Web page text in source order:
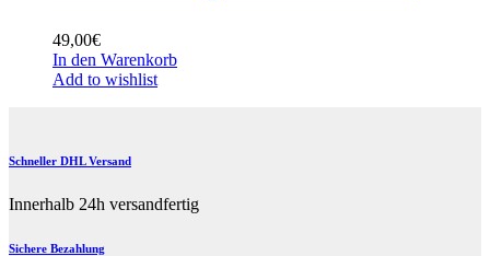
49,00€
In den Warenkorb
Add to wishlist
Schneller DHL Versand
Innerhalb 24h versandfertig
Sichere Bezahlung